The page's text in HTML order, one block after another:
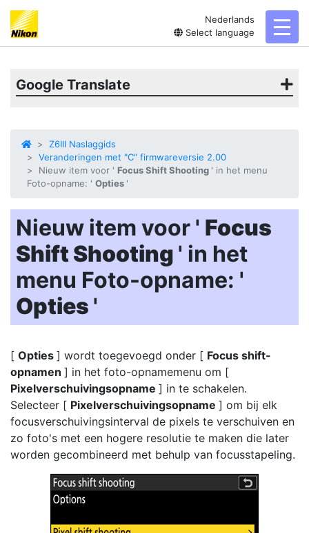
Nederlands
Select language
Google Translate
Z6III Naslaggids
Veranderingen met "C" firmwareversie 2.00
Nieuw item voor ' Focus Shift Shooting ' in het menu
Foto-opname: ' Opties '
Nieuw item voor ' Focus
Shift Shooting ' in het
menu Foto-opname: '
Opties '
[ Opties ] wordt toegevoegd onder [ Focus shift-
opnamen ] in het foto-opnamemenu om [
Pixelverschuivingsopname ] in te schakelen.
Selecteer [ Pixelverschuivingsopname ] om bij elk
focusverschuivingsinterval de pixels te verschuiven en
zo foto's met een hogere resolutie te maken die later
worden gecombineerd met behulp van focusstapeling.